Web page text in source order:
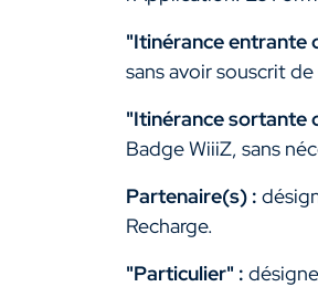
"Itinérance entrante
sans avoir souscrit
"Itinérance sortante
Badge WiiiZ, sans
Partenaire(s) :
Recharge.
"Particulier" :